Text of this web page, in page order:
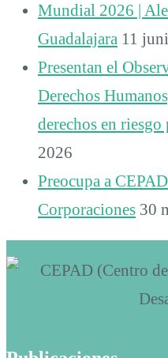
Mundial 2026 |
Guadalajara 11
Presentan el
Derechos
derechos en
2026
Preocupa a
Corporaciones 30